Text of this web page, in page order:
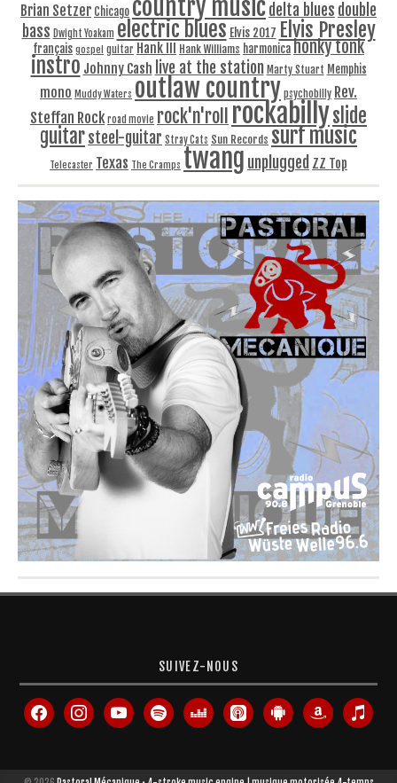
Brian Setzer Chicago country musicdelta blues double
bass Dwight Yoakam electric blues Elvis 2017 Elvis Presley
français gospel guitar Hank III Hank Williams harmonicahonky tonk
instro Johnny Cash live at the station Marty Stuart Memphis
mono Muddy Waters outlaw country psychobilly Rev.
Steffan Rock road movie rock'n'roll rockabillyslide
guitarsteel-guitar Stray Cats Sun Records surf music
Telecaster Texas The Cramps twang unplugged ZZ Top
SUIVEZ-NOUS
facebookinstagramyoutube spotify deezer
apple-
podcasts
android amazon itunes